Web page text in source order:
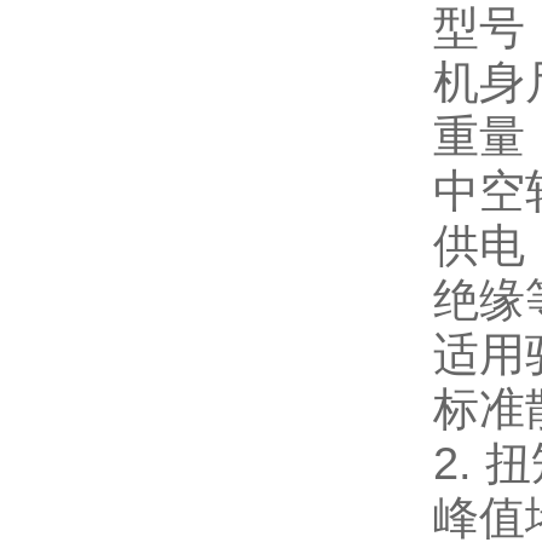
型号
机身
重量
中空
供电
绝缘
适用
标准
2.
峰值